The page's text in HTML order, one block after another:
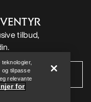
tilbud,
og tilpasse
relevante
for